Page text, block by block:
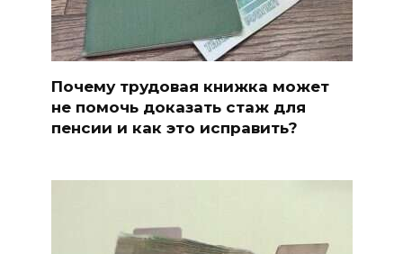
Почему трудовая книжка может
не помочь доказать стаж для
пенсии и как это исправить?